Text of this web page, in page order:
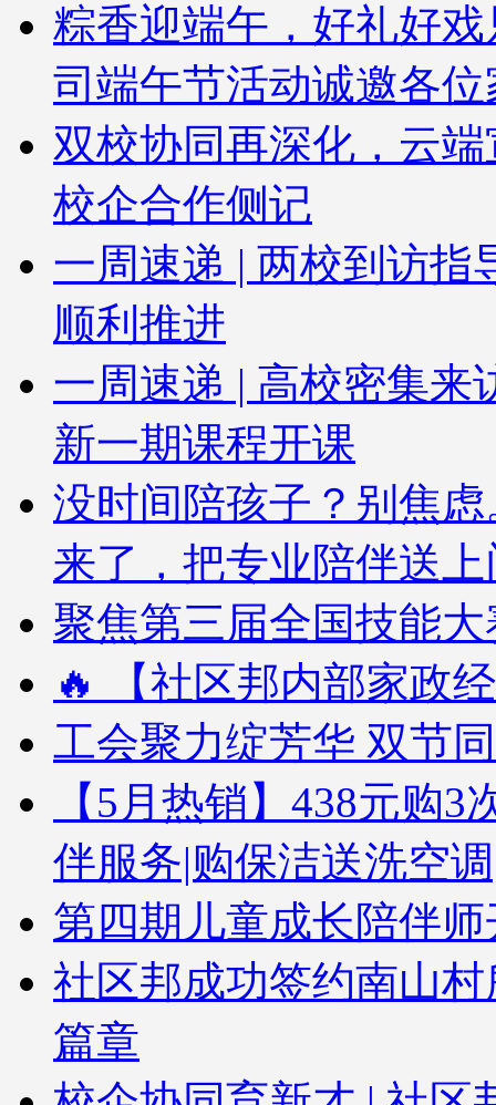
粽香迎端午，好礼好
司端午节活动诚邀各
双校协同再深化，云
校企合作侧记
一周速递 | 两校到访指
顺利推进
一周速递 | 高校密集来
新一期课程开课
没时间陪孩子？别焦
来了，把专业陪伴送上
聚焦第三届全国技能
🔥 【社区邦内部家政
工会聚力绽芳华 双节
【5月热销】438元购
伴服务|购保洁送洗空
第四期儿童成长陪伴
社区邦成功签约南山
篇章